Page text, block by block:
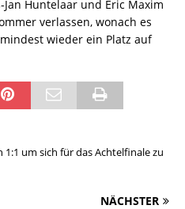
Huntelaar und Eric Maxim
verlassen, wonach es
wieder ein Platz auf
1:1 um sich für das Achtelfinale zu
NÄCHSTER